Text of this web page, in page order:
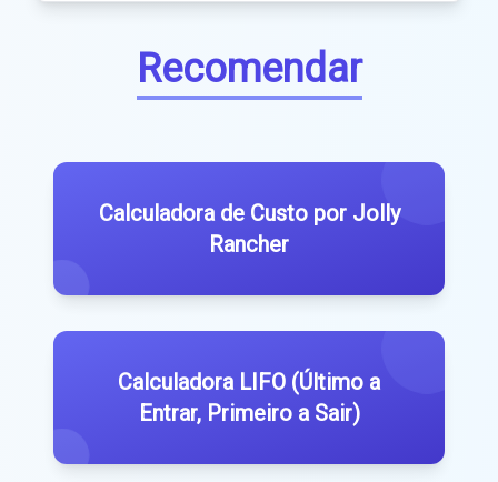
Recomendar
Calculadora de Custo por Jolly
Rancher
Calculadora LIFO (Último a
Entrar, Primeiro a Sair)